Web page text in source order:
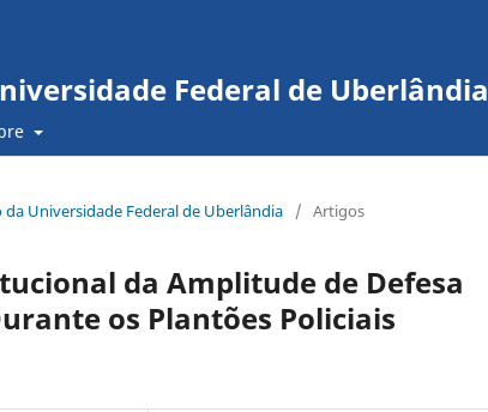
Federal de Uberlândia
da Universidade Federal de Uberlândia / Artigos
da Amplitude de Defesa
os Plantões Policiais